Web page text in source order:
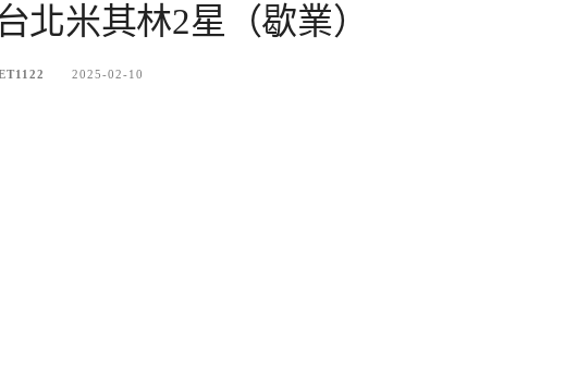
北米其林2星（歇業）
2025-02-10